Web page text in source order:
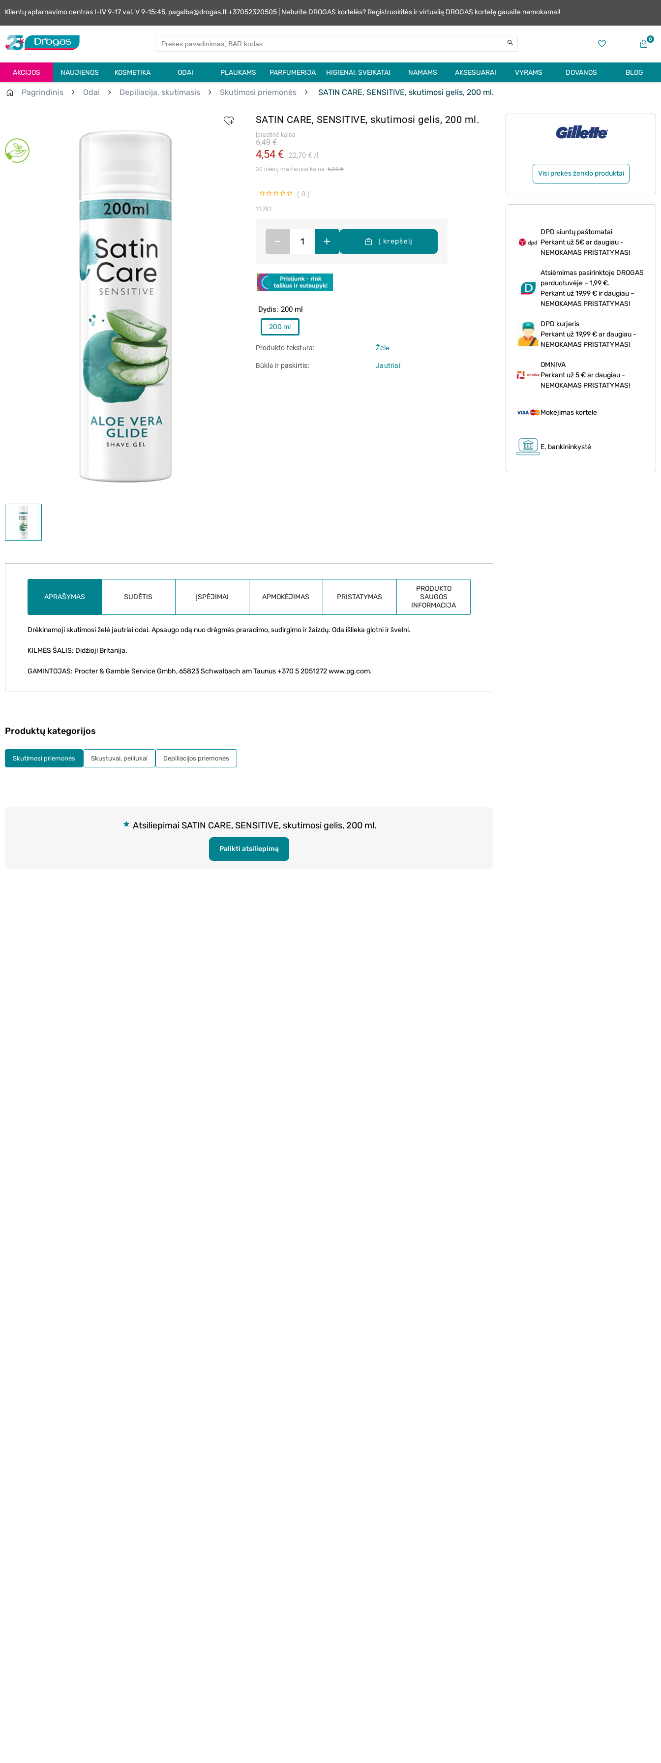
Klientų aptarnavimo centras I-IV 9-17 val. V 9-15:45, pagalba@drogas.lt +37052320505 | Neturite DROGAS kortelės? Registruokitės ir virtualią DROGAS kortelę gausite nemokamai!
0
AKCIJOS NAUJIENOS KOSMETIKA ODAI PLAUKAMS PARFUMERIJA HIGIENAI, SVEIKATAI NAMAMS AKSESUARAI VYRAMS DOVANOS BLOG
Pagrindinis Odai Depiliacija, skutimasis Skutimosi priemonės SATIN CARE, SENSITIVE, skutimosi gelis, 200 ml.
SATIN CARE, SENSITIVE, skutimosi gelis, 200 ml.
Įprastinė kaina
4,54 € 22,70 € l
6,49 €
30 dienų mažiausia kaina: 5,19 €
( 0 )
11781
Dydis 200 ml
200 ml
– + Į krepšelį
Produkto tekstūra Želė
Būklė ir paskirtis Jautriai
Visi prekės ženklo produktai
DPD siuntų paštomatai
Perkant už 5€ ar daugiau -
NEMOKAMAS PRISTATYMAS!
Atsiėmimas pasirinktoje DROGAS
parduotuvėje – 1,99 €.
Perkant už 19,99 € ir daugiau –
NEMOKAMAS PRISTATYMAS!
DPD kurjeris
Perkant už 19,99 € ar daugiau -
NEMOKAMAS PRISTATYMAS!
OMNIVA
Perkant už 5 € ar daugiau -
NEMOKAMAS PRISTATYMAS!
Mokėjimas kortele
E. bankininkystė
APRAŠYMAS SUDĖTIS ĮSPĖJIMAI APMOKĖJIMAS PRISTATYMAS
PRODUKTO
SAUGOS
INFORMACIJA
Drėkinamoji skutimosi želė jautriai odai. Apsaugo odą nuo drėgmės praradimo, sudirgimo ir žaizdų. Oda išlieka glotni ir švelni.
KILMĖS ŠALIS: Didžioji Britanija.
GAMINTOJAS: Procter & Gamble Service Gmbh, 65823 Schwalbach am Taunus +370 5 2051272 www.pg.com.
Atsiliepimai SATIN CARE, SENSITIVE, skutimosi gelis, 200 ml.
Palikti atsiliepimą
Produktų kategorijos
Skutimosi priemonės Skustuvai, peiliukai Depiliacijos priemonės